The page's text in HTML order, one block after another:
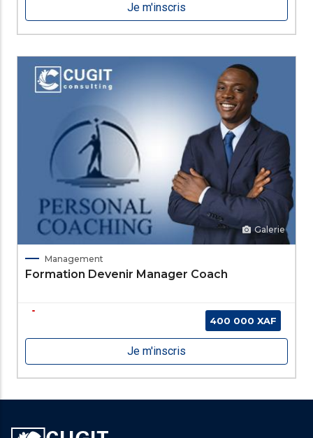
Je m'inscris
Galerie
Management
Formation Devenir Manager Coach
400 000 XAF
Je m'inscris